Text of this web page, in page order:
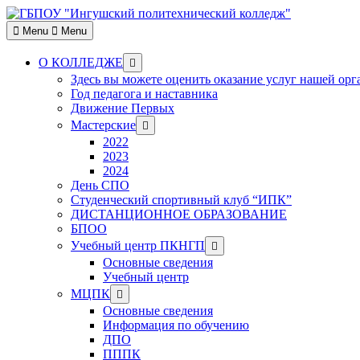
Skip
to
content
Menu Menu
О КОЛЛЕДЖЕ
Show
sub
menu
Здесь вы можете оценить оказание услуг нашей
Год педагога и наставника
Движение Первых
Мастерские Show
sub
2022
2023
2024
День СПО
Студенческий спортивный клуб “ИПК”
ДИСТАНЦИОННОЕ ОБРАЗОВАНИЕ
БПОО
Учебный центр ПКНГП
Show
sub
menu
Основные сведения
Учебный центр
МЦПК Show
sub
menu
Основные сведения
Информация по обучению
ДПО
ПППК